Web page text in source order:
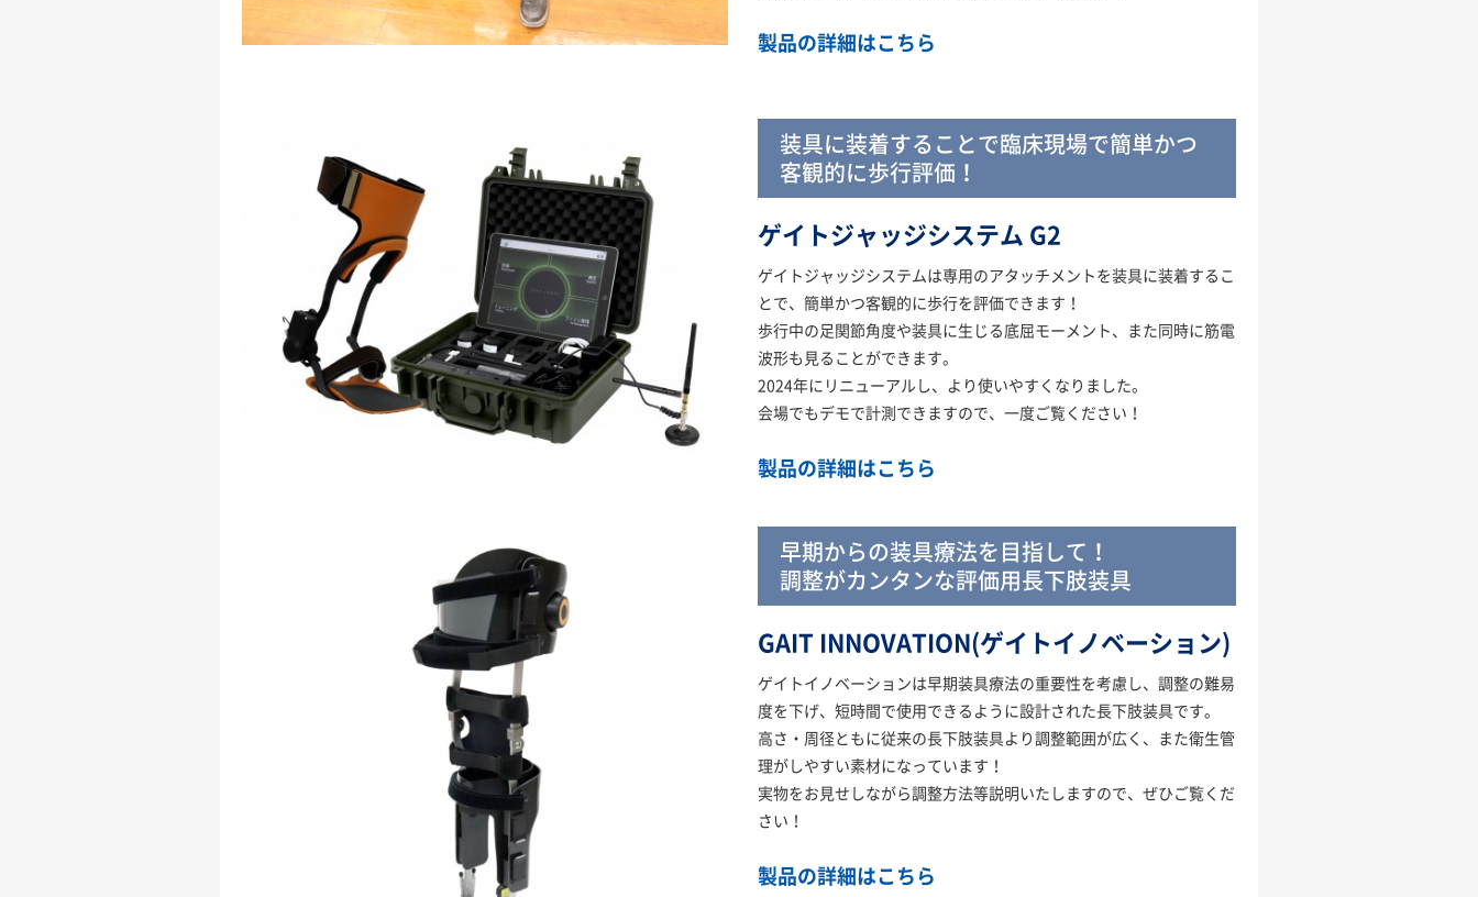
製品の詳細はこちら
装具に装着することで臨床現場で簡単かつ
客観的に歩行評価！
ゲイトジャッジシステム G2
ゲイトジャッジシステムは専用のアタッチメントを装具に装着するこ
とで、簡単かつ客観的に歩行を評価できます！
歩行中の足関節角度や装具に生じる底屈モーメント、また同時に筋電
波形も見ることができます。
2024年にリニューアルし、より使いやすくなりました。
会場でもデモで計測できますので、一度ご覧ください！
製品の詳細はこちら
早期からの装具療法を目指して！
調整がカンタンな評価用長下肢装具
GAIT INNOVATION(ゲイトイノベーション)
ゲイトイノベーションは早期装具療法の重要性を考慮し、調整の難易
度を下げ、短時間で使用できるように設計された長下肢装具です。
高さ・周径ともに従来の長下肢装具より調整範囲が広く、また衛生管
理がしやすい素材になっています！
実物をお見せしながら調整方法等説明いたしますので、ぜひご覧くだ
さい！
製品の詳細はこちら